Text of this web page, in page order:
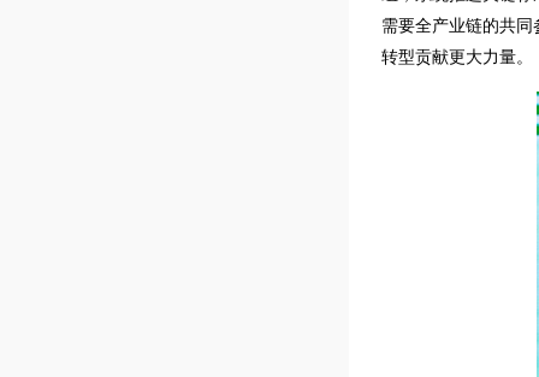
需要全产业链的共
转型贡献更大力量。